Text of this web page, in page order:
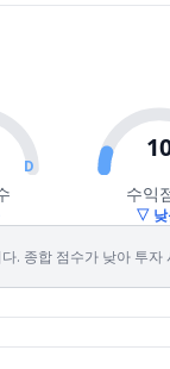
75668
118772
139503
327758
150833
173468
63119
D
수익
▽ 낮
. 종합 점수가 낮아 투자